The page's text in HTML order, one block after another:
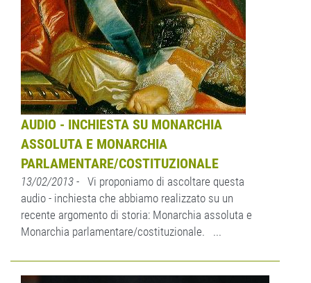
AUDIO - INCHIESTA SU MONARCHIA
ASSOLUTA E MONARCHIA
PARLAMENTARE/COSTITUZIONALE
13/02/2013 - Vi proponiamo di ascoltare questa
audio - inchiesta che abbiamo realizzato su un
recente argomento di storia: Monarchia assoluta e
Monarchia parlamentare/costituzionale. ...